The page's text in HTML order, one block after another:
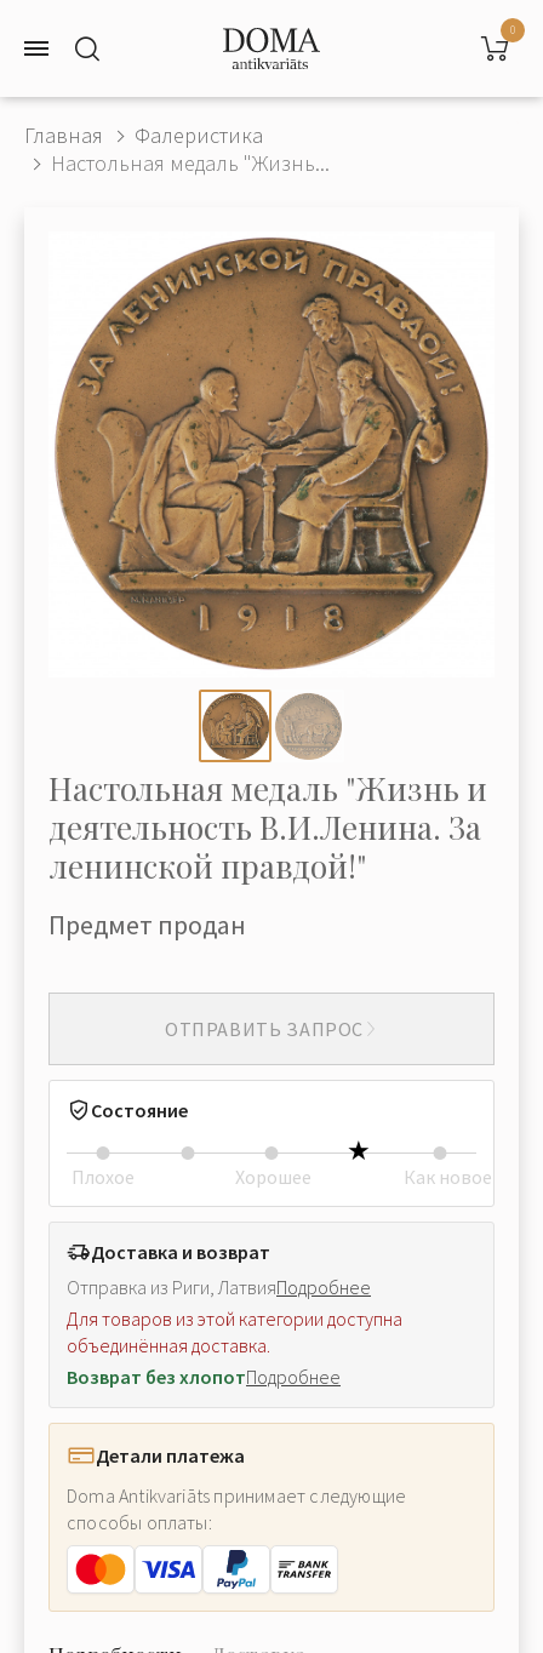
0
Главная
Фалеристика
Настольная медаль "Жизнь...
Настольная медаль "Жизнь и
деятельность В.И.Ленина. За
ленинской правдой!"
Предмет продан
ОТПРАВИТЬ ЗАПРОС
Состояние
Плохое Хорошее Как новое
Доставка и возврат
Отправка из Риги, ЛатвияПодробнее
Для товаров из этой категории доступна
объединённая доставка.
Возврат без хлопотПодробнее
Детали платежа
Doma Antikvariāts принимает следующие
способы оплаты: